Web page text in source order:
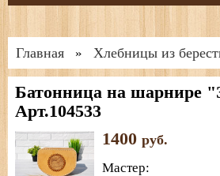
Главная » Хлебницы из
Батонница на шарнире
Арт.104533
1400 руб.
Мастер: